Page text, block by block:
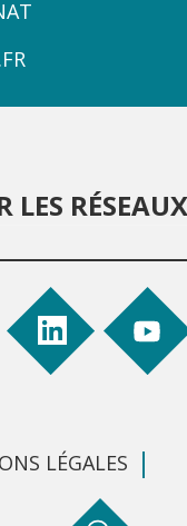
LES RÉSEAUX
LÉGALES